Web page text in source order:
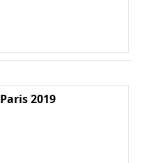
Paris 2019